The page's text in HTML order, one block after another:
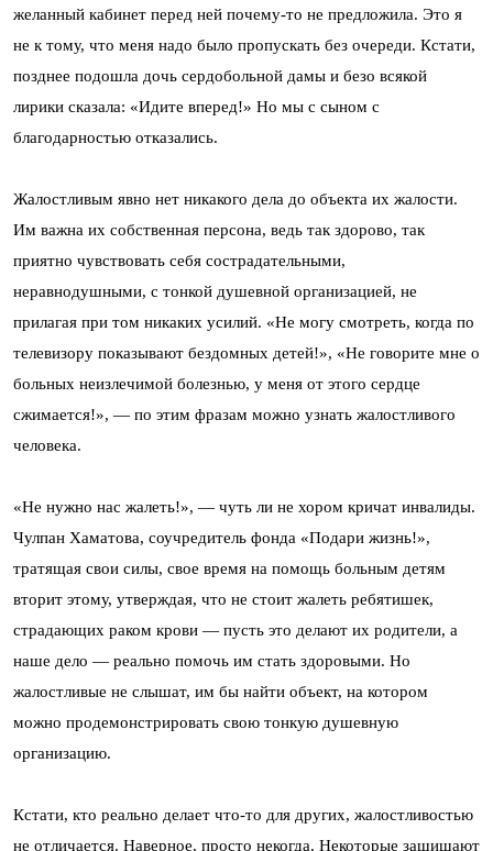
желанный кабинет перед ней почему-то не предложила. Это я
не к тому, что меня надо было пропускать без очереди. Кстати,
позднее подошла дочь сердобольной дамы и безо всякой
лирики сказала: «Идите вперед!» Но мы с сыном с
благодарностью отказались.
Жалостливым явно нет никакого дела до объекта их жалости.
Им важна их собственная персона, ведь так здорово, так
приятно чувствовать себя сострадательными,
неравнодушными, с тонкой душевной организацией, не
прилагая при том никаких усилий. «Не могу смотреть, когда по
телевизору показывают бездомных детей!», «Не говорите мне о
больных неизлечимой болезнью, у меня от этого сердце
сжимается!», — по этим фразам можно узнать жалостливого
человека.
«Не нужно нас жалеть!», — чуть ли не хором кричат инвалиды.
Чулпан Хаматова, соучредитель фонда «Подари жизнь!»,
тратящая свои силы, свое время на помощь больным детям
вторит этому, утверждая, что не стоит жалеть ребятишек,
страдающих раком крови — пусть это делают их родители, а
наше дело — реально помочь им стать здоровыми. Но
жалостливые не слышат, им бы найти объект, на котором
можно продемонстрировать свою тонкую душевную
организацию.
Кстати, кто реально делает что-то для других, жалостливостью
не отличается. Наверное, просто некогда. Некоторые защищают